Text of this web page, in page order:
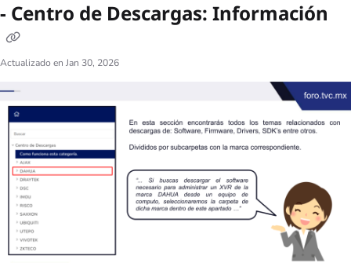
- Centro de Descargas: Información
Actualizado en Jan 30, 2026